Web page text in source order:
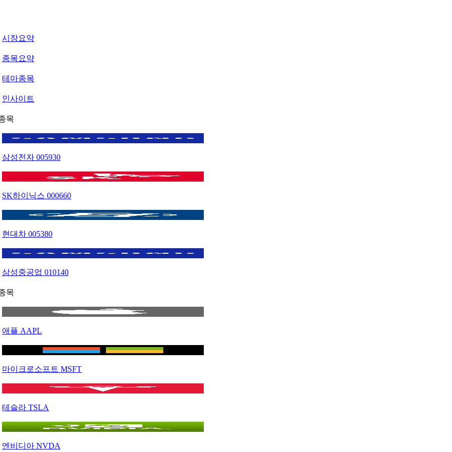
시장요약
종목요약
테마종목
인사이트
목
삼성전자 005930
SK하이닉스 000660
현대차 005380
삼성중공업 010140
목
애플 AAPL
마이크로소프트 MSFT
테슬라 TSLA
엔비디아 NVDA